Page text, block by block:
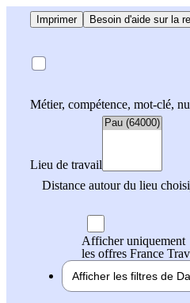
Imprimer Besoin d'aide sur la
Métier, compétence, mot-clé,
Lieu de travail
Distance autour du lieu choisi
Afficher uniquement
les offres France
Afficher les filtres de